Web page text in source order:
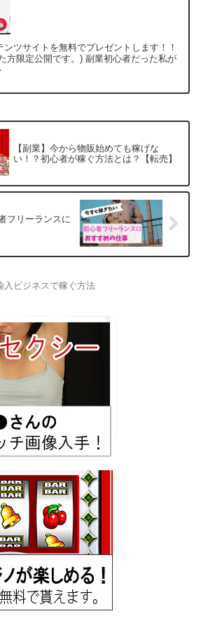
ンツサイトを無料でプレゼントします！！
方限定公開です。) 副業初心者だった私が
【副業】今から物販始めても稼げな
い！？初心者が稼ぐ方法とは？【転売】
フリーランスに
入ビジネスで稼ぐ方法